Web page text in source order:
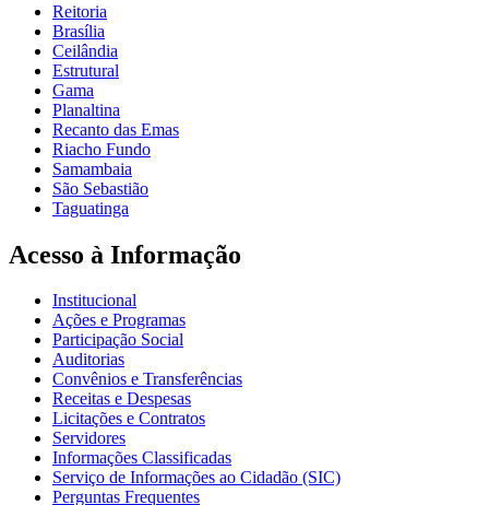
Reitoria
Brasília
Ceilândia
Estrutural
Gama
Planaltina
Recanto das Emas
Riacho Fundo
Samambaia
São Sebastião
Taguatinga
Acesso à Informação
Institucional
Ações e Programas
Participação Social
Auditorias
Convênios e Transferências
Receitas e Despesas
Licitações e Contratos
Servidores
Informações Classificadas
Serviço de Informações ao Cidadão (SIC)
Perguntas Frequentes